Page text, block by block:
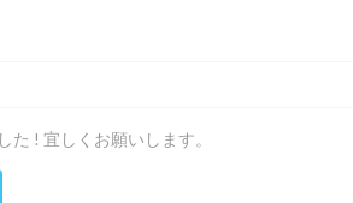
! 宜しくお願いします。